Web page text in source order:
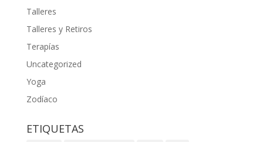
Talleres
Talleres y Retiros
Terapías
Uncategorized
Yoga
Zodíaco
ETIQUETAS